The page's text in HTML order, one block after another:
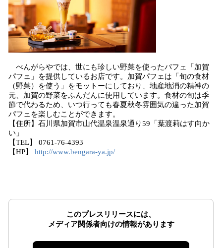
べんがらやでは、世にも珍しい野菜を使ったパフェ「加賀
パフェ」を提供しているお店です。加賀パフェは「旬の食材
（野菜）を使う」をモットーにしており、地産地消の精神の
元、加賀の野菜をふんだんに使用しています。食材の旬は季
節で代わるため、いつ行っても春夏秋冬雰囲気の違った加賀
パフェを楽しむことができます。
【住所】石川県加賀市山代温泉温泉通り59「葉渡莉はす向か
い」
【TEL】 0761-76-4393
【HP】 http://www.bengara-ya.jp/
このプレスリリースには、
メディア関係者向けの情報があります